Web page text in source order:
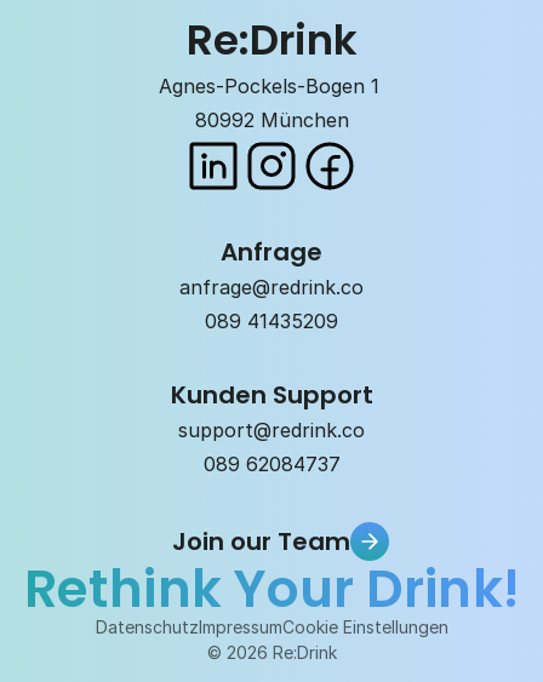
Re:Drink
Agnes-Pockels-Bogen 1
80992 München
Anfrage
anfrage@redrink.co
089 41435209
Kunden Support
support@redrink.co
089 62084737
Join our Team
Join our Team
Join our Team
© 2026 Re:Drink
DatenschutzImpressumCookie Einstellungen
Rethink Your Drink!